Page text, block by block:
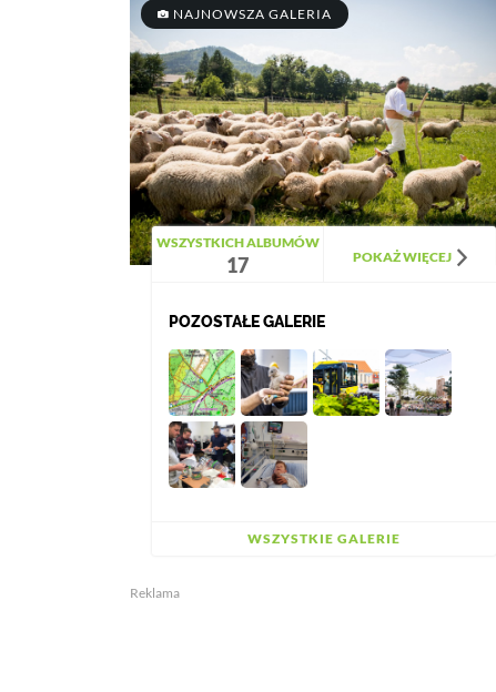
NAJNOWSZA GALERIA
WSZYSTKICH ALBUMÓW
17 POKAŻ WIĘCEJ
POZOSTAŁE GALERIE
WSZYSTKIE GALERIE
Reklama